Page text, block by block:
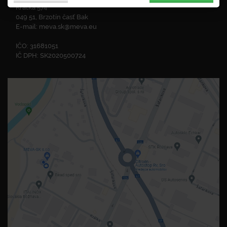
Krátka 574
049 51, Brzotín časť Bak
E-mail: meva.sk@meva.eu
IČO: 31681051
IČ DPH: SK2020500724